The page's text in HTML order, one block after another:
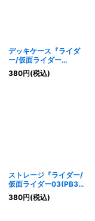
デッキケース『ライダ
ー/仮面ライダー
03(PB36/バトラーズグ
ッズセット)』【-】{-}
380円(税込)
ストレージ『ライダー/
仮面ライダー03(PB36/
バトラーズグッズセッ
ト)』【-】{-}《サプラ
380円(税込)